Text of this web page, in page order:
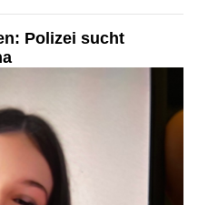
Polizei sucht